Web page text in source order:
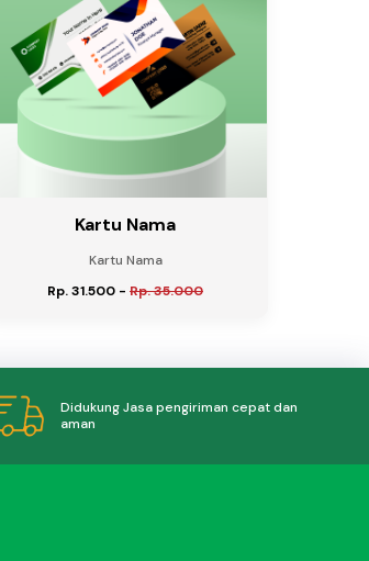
Kartu Nama
Kartu Nama
Rp. 31.500 - Rp. 35.000
Didukung Jasa pengiriman cepat dan
aman